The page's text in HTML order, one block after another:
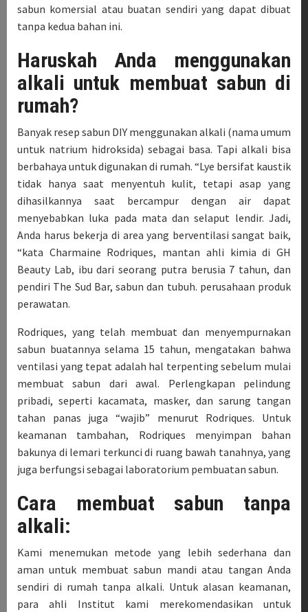
sabun komersial atau buatan sendiri yang dapat dibuat
tanpa kedua bahan ini.
Haruskah Anda menggunakan
alkali untuk membuat sabun di
rumah?
Banyak resep sabun DIY menggunakan alkali (nama umum
untuk natrium hidroksida) sebagai basa. Tapi alkali bisa
berbahaya untuk digunakan di rumah. “Lye bersifat kaustik
tidak hanya saat menyentuh kulit, tetapi asap yang
dihasilkannya saat bercampur dengan air dapat
menyebabkan luka pada mata dan selaput lendir. Jadi,
Anda harus bekerja di area yang berventilasi sangat baik,
“kata Charmaine Rodriques, mantan ahli kimia di GH
Beauty Lab, ibu dari seorang putra berusia 7 tahun, dan
pendiri The Sud Bar, sabun dan tubuh. perusahaan produk
perawatan.
Rodriques, yang telah membuat dan menyempurnakan
sabun buatannya selama 15 tahun, mengatakan bahwa
ventilasi yang tepat adalah hal terpenting sebelum mulai
membuat sabun dari awal. Perlengkapan pelindung
pribadi, seperti kacamata, masker, dan sarung tangan
tahan panas juga “wajib” menurut Rodriques. Untuk
keamanan tambahan, Rodriques menyimpan bahan
bakunya di lemari terkunci di ruang bawah tanahnya, yang
juga berfungsi sebagai laboratorium pembuatan sabun.
Cara membuat sabun tanpa
alkali:
Kami menemukan metode yang lebih sederhana dan
aman untuk membuat sabun mandi atau tangan Anda
sendiri di rumah tanpa alkali. Untuk alasan keamanan,
para ahli Institut kami merekomendasikan untuk